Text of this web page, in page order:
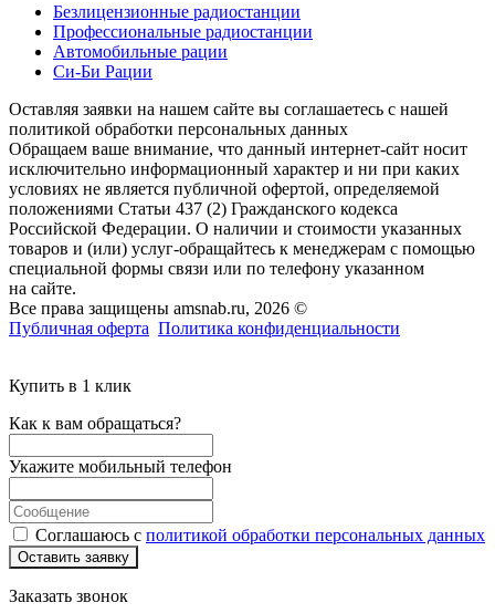
Безлицензионные радиостанции
Профессиональные радиостанции
Автомобильные рации
Си-Би Рации
Оставляя заявки на нашем сайте вы соглашаетесь с нашей
политикой обработки персональных данных
Обращаем ваше внимание, что данный интернет-сайт носит
исключительно информационный характер и ни при каких
условиях не является публичной офертой, определяемой
положениями Статьи 437 (2) Гражданского кодекса
Российской Федерации. О наличии и стоимости указанных
товаров и (или) услуг-обращайтесь к менеджерам с помощью
специальной формы связи или по телефону указанном
на сайте.
Все права защищены amsnab.ru, 2026 ©
Публичная оферта Политика конфиденциальности
Купить в 1 клик
Как к вам обращаться?
Укажите мобильный телефон
Соглашаюсь с политикой обработки персональных данных
Оставить заявку
Заказать звонок